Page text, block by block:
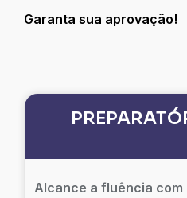
Garanta sua aprovação!
Alcance a fluência